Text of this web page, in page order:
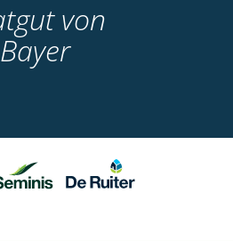
von